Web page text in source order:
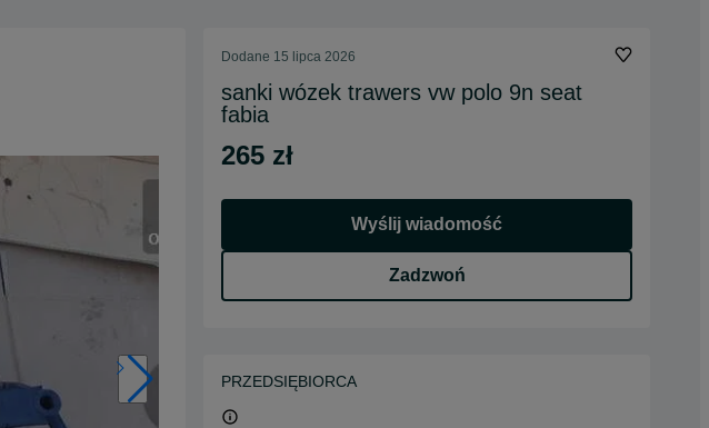
Dodane 15 lipca 2026
sanki wózek trawers vw polo 9n seat
fabia
265 zł
Wyślij wiadomość
Zadzwoń
PRZEDSIĘBIORCA